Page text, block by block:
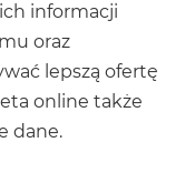
informacji
oraz
lepszą ofertę
online także
dane.